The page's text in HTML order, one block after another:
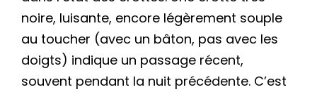
noire, luisante, encore légèrement souple
au toucher (avec un bâton, pas avec les
doigts) indique un passage récent,
souvent pendant la nuit précédente. C’est